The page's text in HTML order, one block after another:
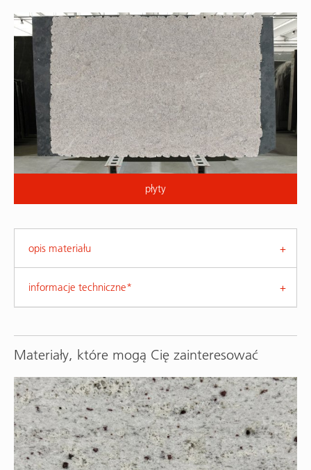
płyty
opis materiału
informacje techniczne*
Materiały, które mogą Cię zainteresować